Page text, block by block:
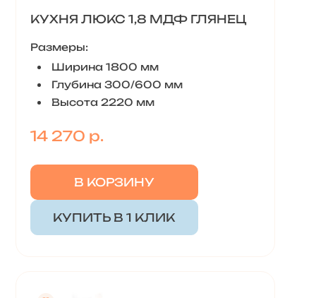
КУХНЯ ЛЮКС 1,8 МДФ ГЛЯНЕЦ
Размеры:
Ширина 1800 мм
Глубина 300/600 мм
Высота 2220 мм
14 270 р.
В КОРЗИНУ
КУПИТЬ В 1 КЛИК